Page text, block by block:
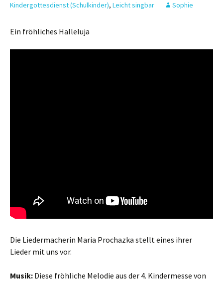
Kindergottesdienst (Schulkinder), Leicht singbar Sophie
Ein fröhliches Halleluja
Die Liedermacherin Maria Prochazka stellt eines ihrer
Lieder mit uns vor.
Musik: Diese fröhliche Melodie aus der 4. Kindermesse von